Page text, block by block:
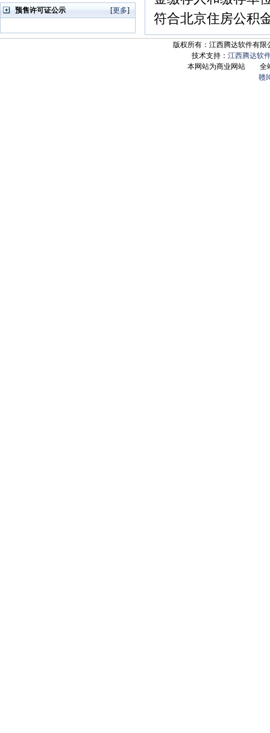
预售许可证公示 [更多]
符合北京住房公积
版权所有：江西腾达软件有限
技术支持： 江西腾达软
本网站为商业网站 全
赣